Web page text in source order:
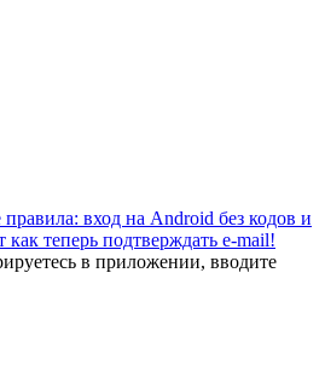
вход на Android без кодов и
теперь подтверждать e-mail!
в приложении, вводите